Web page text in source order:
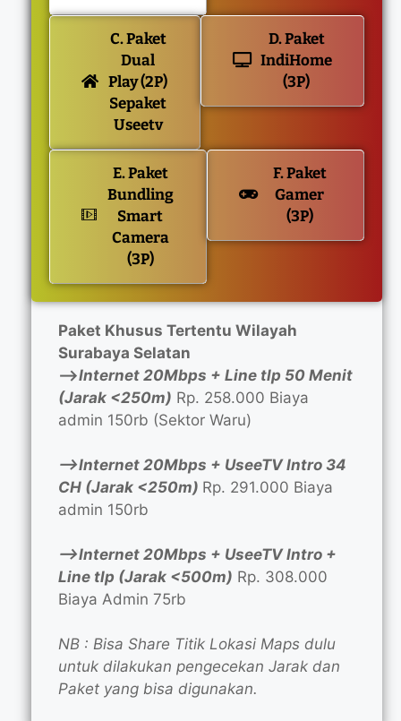
C. Paket
Dual
Play (2P)
Sepaket
Useetv
D. Paket
IndiHome
(3P)
E. Paket
Bundling
Smart
Camera
(3P)
F. Paket
Gamer
(3P)
Paket Khusus Tertentu Wilayah
Surabaya Selatan
—>Internet 20Mbps + Line tlp 50 Menit
(Jarak <250m) Rp. 258.000 Biaya
admin 150rb (Sektor Waru)
—>Internet 20Mbps + UseeTV Intro 34
CH (Jarak <250m) Rp. 291.000 Biaya
admin 150rb
—>Internet 20Mbps + UseeTV Intro +
Line tlp (Jarak <500m) Rp. 308.000
Biaya Admin 75rb
NB : Bisa Share Titik Lokasi Maps dulu
untuk dilakukan pengecekan Jarak dan
Paket yang bisa digunakan.